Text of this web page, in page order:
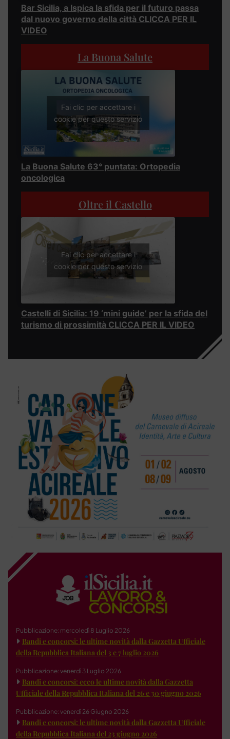
Bar Sicilia, a Ispica la sfida per il futuro passa
dal nuovo governo della città CLICCA PER IL
VIDEO
La Buona Salute
Fai clic per accettare i
cookie per questo servizio
La Buona Salute 63° puntata: Ortopedia
oncologica
Oltre il Castello
Fai clic per accettare i
cookie per questo servizio
Castelli di Sicilia: 19 ‘mini guide’ per la sfida del
turismo di prossimità CLICCA PER IL VIDEO
Pubblicazione: mercoledì 8 Luglio 2026
Bandi e concorsi: le ultime novità dalla Gazzetta Ufficiale
della Repubblica Italiana del 3 e 7 luglio 2026
Pubblicazione: venerdì 3 Luglio 2026
Bandi e concorsi: ecco le ultime novità dalla Gazzetta
Ufficiale della Repubblica Italiana del 26 e 30 giugno 2026
Pubblicazione: venerdì 26 Giugno 2026
Bandi e concorsi: le ultime novità dalla Gazzetta Ufficiale
della Repubblica Italiana del 23 giugno 2026